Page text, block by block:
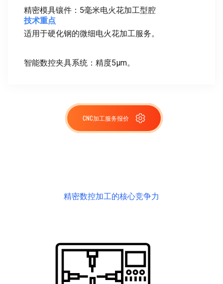
精密模具镶件：5毫米电火花加工型腔
技术重点
适用于硬化钢的微细电火花加工服务。
智能数控夹具系统：精度5μm。
CNC加工服务报价
精密数控加工的核心竞争力